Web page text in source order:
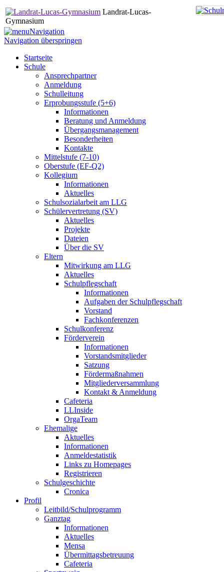
Landrat-Lucas-
Gymnasium
Navigation
Navigation überspringen
Startseite
Schule
Ansprechpartner
Anmeldung
Schulleitung
Erprobungsstufe (5+6)
Informationen
Beratung und Anmeldung
Übergangsmanagement
Besonderheiten
Kontakte
Mittelstufe (7-10)
Oberstufe (EF-Q2)
Kollegium
Informationen
Aktuelles
Schulsozialarbeit am LLG
Schülervertretung (SV)
Aktuelles
Projekte
Dateien
Über die SV
Eltern
Mitwirkung am LLG
Aktuelles
Schulpflegschaft
Informationen
Aufgaben der Schulpflegschaft
Vorstand
Fachkonferenzen
Schulkonferenz
Förderverein
Informationen
Vorstandsmitglieder
Satzung
Fördermaßnahmen
Mitgliederversammlung
Kontakt & Anmeldung
Cafeteria
LLInside
OrgaTeam
Ehemalige
Aktuelles
Informationen
Anmeldestatistik
Links zu Homepages
Registrieren
Schulgeschichte
Cronica
Profil
Leitbild/Schulprogramm
Ganztag
Informationen
Aktuelles
Mensa
Übermittagsbetreuung
Cafeteria